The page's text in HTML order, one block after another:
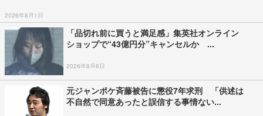
2026年8月1日
「品切れ前に買うと満足感」集英社オンライン
ショップで“43億円分”キャンセルか ...
2026年8月6日
元ジャンポケ斉藤被告に懲役7年求刑 「供述は
不自然で同意あったと誤信する事情ない...